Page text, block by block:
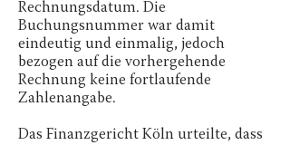
Rechnungsdatum. Die
Buchungsnummer war damit
eindeutig und einmalig, jedoch
bezogen auf die vorhergehende
Rechnung keine fortlaufende
Zahlenangabe.
Das Finanzgericht Köln urteilte, dass